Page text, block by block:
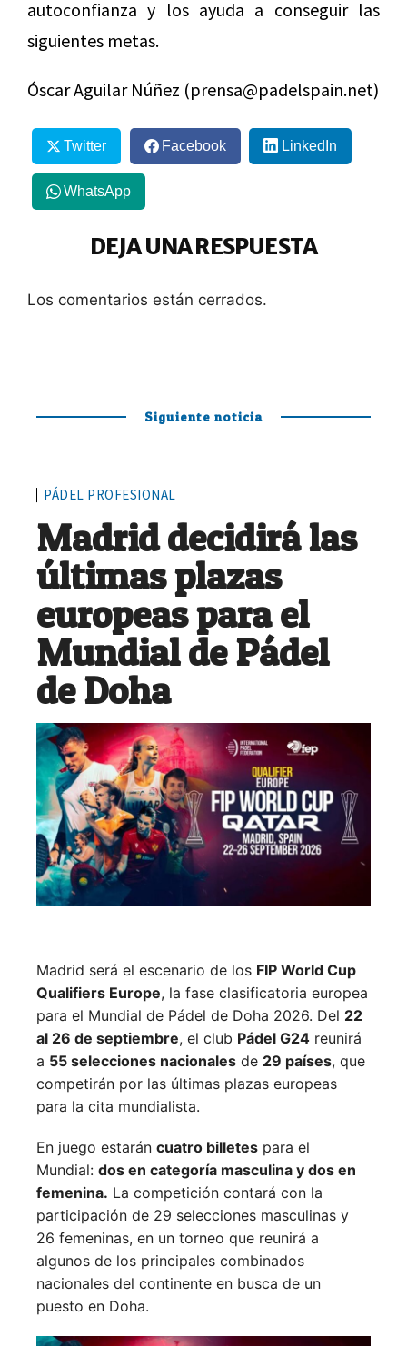
autoconfianza y los ayuda a conseguir las
siguientes metas.
Óscar Aguilar Núñez (prensa@padelspain.net)
Twitter Facebook LinkedIn
WhatsApp
DEJA UNA RESPUESTA
Los comentarios están cerrados.
Siguiente noticia
PÁDEL PROFESIONAL
Madrid decidirá las
últimas plazas
europeas para el
Mundial de Pádel
de Doha
Madrid será el escenario de los FIP World Cup
Qualifiers Europe, la fase clasificatoria europea
para el Mundial de Pádel de Doha 2026. Del 22
al 26 de septiembre, el club Pádel G24 reunirá
a 55 selecciones nacionales de 29 países, que
competirán por las últimas plazas europeas
para la cita mundialista.
En juego estarán cuatro billetes para el
Mundial: dos en categoría masculina y dos en
femenina. La competición contará con la
participación de 29 selecciones masculinas y
26 femeninas, en un torneo que reunirá a
algunos de los principales combinados
nacionales del continente en busca de un
puesto en Doha.